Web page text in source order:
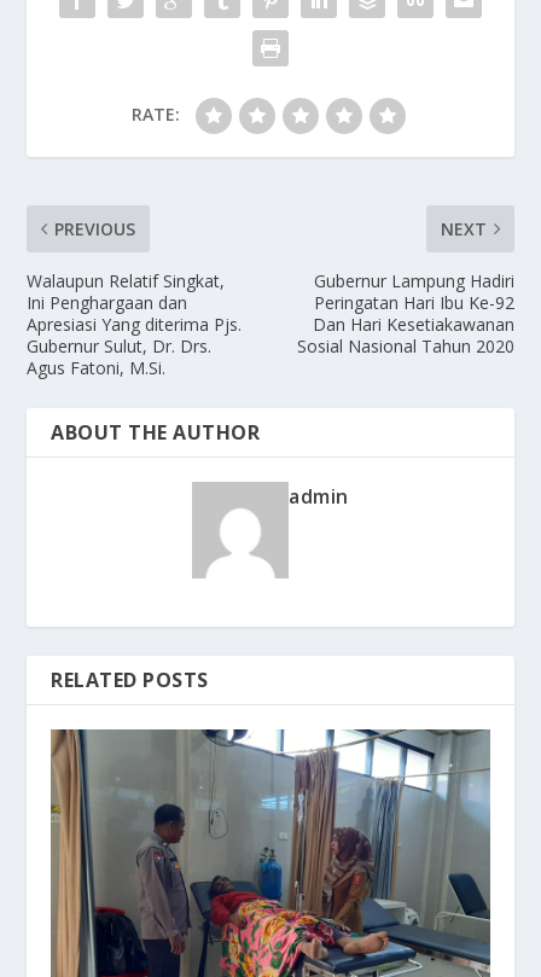
RATE:
PREVIOUS
Walaupun Relatif Singkat,
Ini Penghargaan dan
Apresiasi Yang diterima Pjs.
Gubernur Sulut, Dr. Drs.
Agus Fatoni, M.Si.
NEXT
Gubernur Lampung Hadiri
Peringatan Hari Ibu Ke-92
Dan Hari Kesetiakawanan
Sosial Nasional Tahun 2020
ABOUT THE AUTHOR
admin
RELATED POSTS